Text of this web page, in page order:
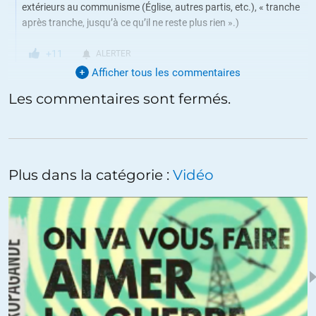
extérieurs au communisme (Église, autres partis, etc.), « tranche
après tranche, jusqu’à ce qu’il ne reste plus rien ».)
+11 ALERTER
Récits d’Yves
C’est exactement cela. La plus part du temps, ceux qui favorisent
Les pigistes et autres travailleurs précaires sont au sein des
rédactions pour rappeler que tout peut changer pour un
journaliste salarié et bien payé.
En 2019, la règle non-ecrite pour les journalistes soucieux payer
leur loyer est celle de l’auto-censure.
Reste les éditocrates qui vivent eux objectivement de la
propagande qu’ils instillent à longueur d’onde.
+14 ALERTER
Afficher tous les commentaires
Les commentaires sont fermés.
Plus dans la catégorie : Vidéo